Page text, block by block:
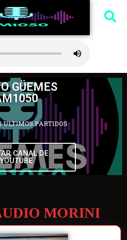
GÜEMES
ULTIMOS PARTIDOS
CANAL DE
YOUTUBE
MORINI